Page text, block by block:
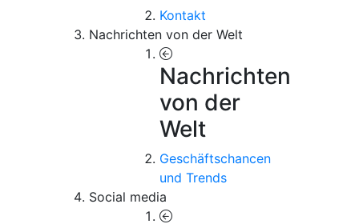
Kontakt
Nachrichten von der Welt
Nachrichten
von der
Welt
Geschäftschancen
und Trends
Social media